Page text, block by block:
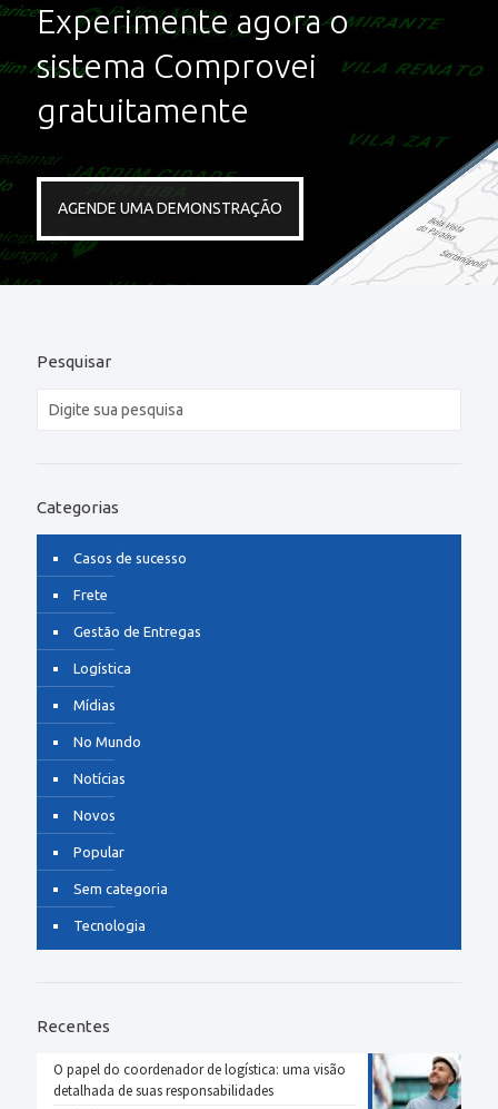
Experimente agora o
sistema Comprovei
gratuitamente
AGENDE UMA DEMONSTRAÇÃO
Pesquisar
Categorias
Casos de sucesso
Frete
Gestão de Entregas
Logística
Mídias
No Mundo
Notícias
Novos
Popular
Sem categoria
Tecnologia
Recentes
O papel do coordenador de logística: uma visão
detalhada de suas responsabilidades